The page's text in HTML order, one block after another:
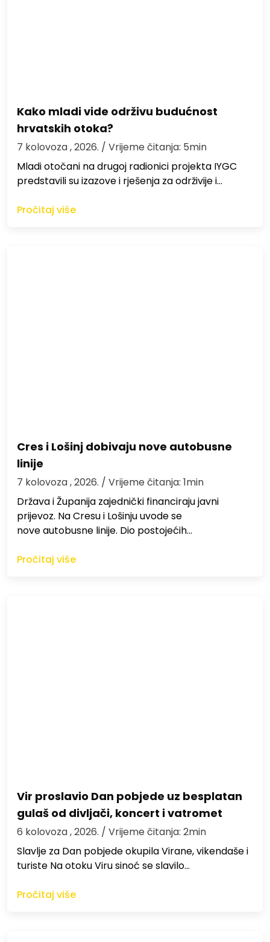
Kako mladi vide održivu budućnost
hrvatskih otoka?
7 kolovoza , 2026. / Vrijeme čitanja: 5min
Mladi otočani na drugoj radionici projekta IYGC
predstavili su izazove i rješenja za održivije i…
Pročitaj više
Cres i Lošinj dobivaju nove autobusne
linije
7 kolovoza , 2026. / Vrijeme čitanja: 1min
Država i Županija zajednički financiraju javni
prijevoz. Na Cresu i Lošinju uvode se
nove autobusne linije. Dio postojećih…
Pročitaj više
Vir proslavio Dan pobjede uz besplatan
gulaš od divljači, koncert i vatromet
6 kolovoza , 2026. / Vrijeme čitanja: 2min
Slavlje za Dan pobjede okupila Virane, vikendaše i
turiste Na otoku Viru sinoć se slavilo…
Pročitaj više